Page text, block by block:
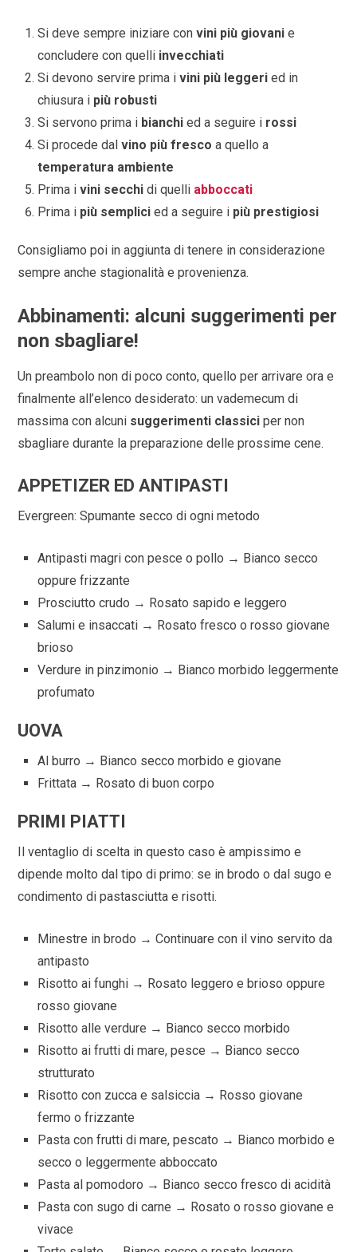
Si deve sempre iniziare convini più giovani e
concludere con quelli invecchiati
Si devono servire prima ivini più leggeried in
chiusura i più robusti
Si servono prima i bianchi ed a seguire i rossi
Si procede dalvino più fresco a quello a
temperatura ambiente
Prima ivini secchidi quelli abboccati
Prima i più semplicied a seguire i più prestigiosi
Consigliamo poi in aggiunta di tenere in considerazione
sempre anche stagionalità e provenienza.
Abbinamenti: alcuni suggerimenti per
non sbagliare!
Un preambolo non di poco conto, quello per arrivare ora e
finalmente all’elenco desiderato: un vademecum di
massima con alcuni suggerimenti classici per non
sbagliare durante la preparazione delle prossime cene.
APPETIZER ED ANTIPASTI
Evergreen: Spumante secco di ogni metodo
Antipasti magri con pesce o pollo → Bianco secco
oppure frizzante
Prosciutto crudo → Rosato sapido e leggero
Salumi e insaccati → Rosato fresco o rosso giovane
brioso
Verdure in pinzimonio → Bianco morbido leggermente
profumato
UOVA
Al burro → Bianco secco morbido e giovane
Frittata → Rosato di buon corpo
PRIMI PIATTI
Il ventaglio di scelta in questo caso è ampissimo e
dipende molto dal tipo di primo: se in brodo o dal sugo e
condimento di pastasciutta e risotti.
Minestre in brodo → Continuare con il vino servito da
antipasto
Risotto ai funghi → Rosato leggero e brioso oppure
rosso giovane
Risotto alle verdure → Bianco secco morbido
Risotto ai frutti di mare, pesce → Bianco secco
strutturato
Risotto con zucca e salsiccia → Rosso giovane
fermo o frizzante
Pasta con frutti di mare, pescato → Bianco morbido e
secco o leggermente abboccato
Pasta al pomodoro → Bianco secco fresco di acidità
Pasta con sugo di carne → Rosato o rosso giovane e
vivace